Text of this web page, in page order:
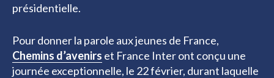
présidentielle.
Pour donner la parole aux jeunes de France,
Chemins d’avenirs et France Inter ont conçu une
journée exceptionnelle, le 22 février, durant laquelle